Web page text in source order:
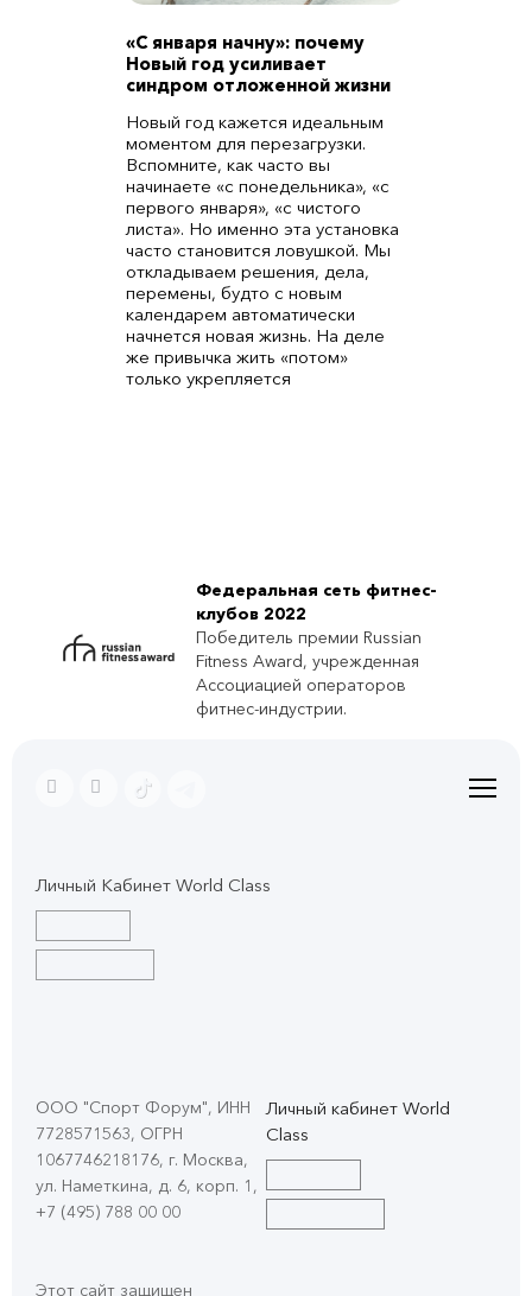
«С января начну»: почему
Новый год усиливает
синдром отложенной жизни
Новый год кажется идеальным
моментом для перезагрузки.
Вспомните, как часто вы
начинаете «с понедельника», «с
первого января», «с чистого
листа». Но именно эта установка
часто становится ловушкой. Мы
откладываем решения, дела,
перемены, будто с новым
календарем автоматически
начнется новая жизнь. На деле
же привычка жить «потом»
только укрепляется
Федеральная сеть фитнес-
клубов 2022
Победитель премии Russian
Fitness Award, учрежденная
Ассоциацией операторов
фитнес-индустрии.
Личный Кабинет World Class
ООО "Спорт Форум", ИНН
7728571563, ОГРН
1067746218176, г. Москва,
ул. Наметкина, д. 6, корп. 1 ,
+7 (495) 788 00 00
Этот сайт защищен
Личный кабинет World
Class